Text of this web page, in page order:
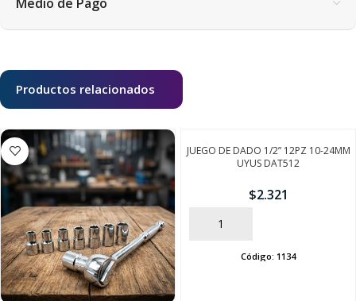
Productos relacionados
JUEGO DE DADO 1/2” 12PZ 10-24MM
UYUS DAT512
$2.321
AÑADIR
Código: 1134